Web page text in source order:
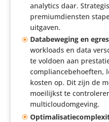
analytics daar.
premi­um­dien­sten
uitgaven.
Data­be­we­ging en
workloads en data
te voldoen aan
compli­an­ce­be­hoeften,
kosten op. Dit zijn de
moei­lijkst te
multicloudomgeving.